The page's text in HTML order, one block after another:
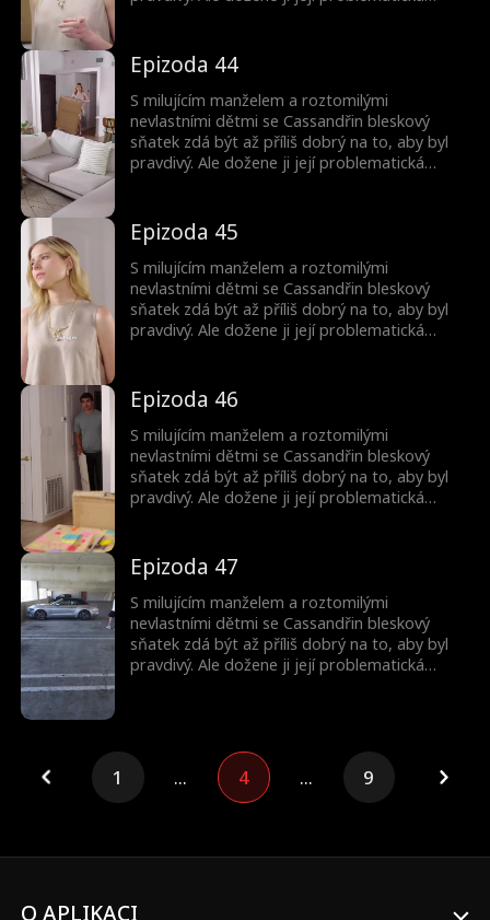
Epizoda 44
S milujícím manželem a roztomilými
nevlastními dětmi se Cassandřin bleskový
sňatek zdá být až příliš dobrý na to, aby byl
pravdivý. Ale dožene ji její problematická
Epizoda 45
S milujícím manželem a roztomilými
nevlastními dětmi se Cassandřin bleskový
sňatek zdá být až příliš dobrý na to, aby byl
pravdivý. Ale dožene ji její problematická
Epizoda 46
S milujícím manželem a roztomilými
nevlastními dětmi se Cassandřin bleskový
sňatek zdá být až příliš dobrý na to, aby byl
pravdivý. Ale dožene ji její problematická
Epizoda 47
S milujícím manželem a roztomilými
nevlastními dětmi se Cassandřin bleskový
sňatek zdá být až příliš dobrý na to, aby byl
pravdivý. Ale dožene ji její problematická
1 ... 4 ... 9
O APLIKACI